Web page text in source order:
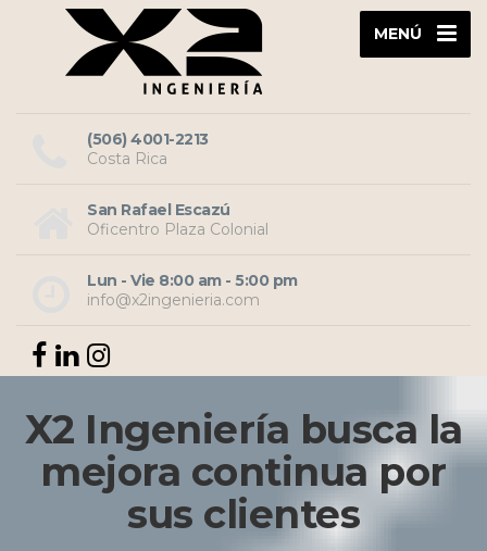
MENÚ
(506) 4001-2213
Costa Rica
San Rafael Escazú
Oficentro Plaza Colonial
Lun - Vie 8:00 am - 5:00 pm
info@x2ingenieria.com
X2 Ingeniería busca la
mejora continua por
sus clientes